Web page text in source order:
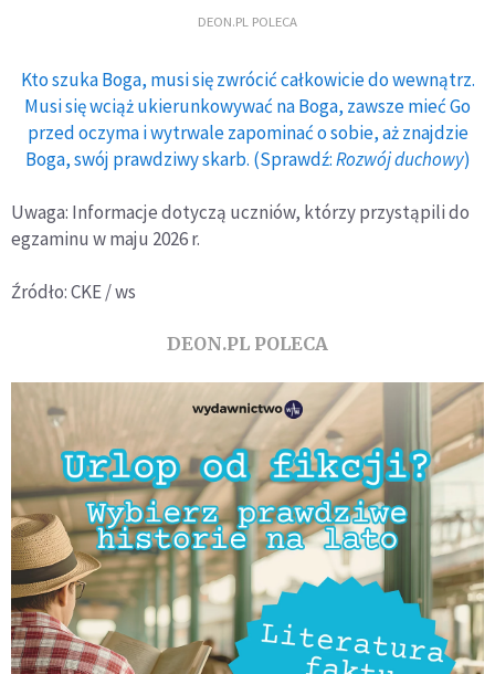
DEON.PL POLECA
Kto szuka Boga, musi się zwrócić całkowicie do wewnątrz.
Musi się wciąż ukierunkowywać na Boga, zawsze mieć Go
przed oczyma i wytrwale zapominać o sobie, aż znajdzie
Boga, swój prawdziwy skarb. (Sprawdź:Rozwój duchowy)
Uwaga: Informacje dotyczą uczniów, którzy przystąpili do
egzaminu w maju 2026 r.
Źródło: CKE / ws
DEON.PL POLECA